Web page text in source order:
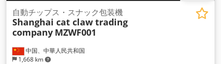
中国、中華人民共和国
1,668 km
自動チップス・スナック包装機
Shanghai cat claw trading
company MZWF001